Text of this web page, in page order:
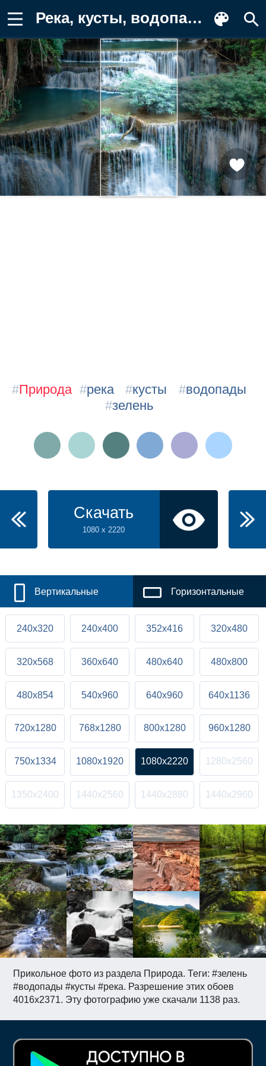
Река, кусты, водопады, зелень Картинка для телефона
Прикольное фото из раздела Природа. Теги: #зелень
#водопады #кусты #река. Разрешение этих обоев
4016x2371. Эту фотографию уже скачали 1138 раз.
#Природа #река #кусты #водопады
#зелень
Скачать
1080 x 2220
Вертикальные Горизонтальные
240x320 240x400 352x416 320x480
320x568 360x640 480x640 480x800
480x854 540x960 640x960 640x1136
720x1280 768x1280 800x1280 960x1280
750x1334 1080x1920 1080x2220 1280x2560
1350x2400 1440x2560 1440x2880 1440x2960